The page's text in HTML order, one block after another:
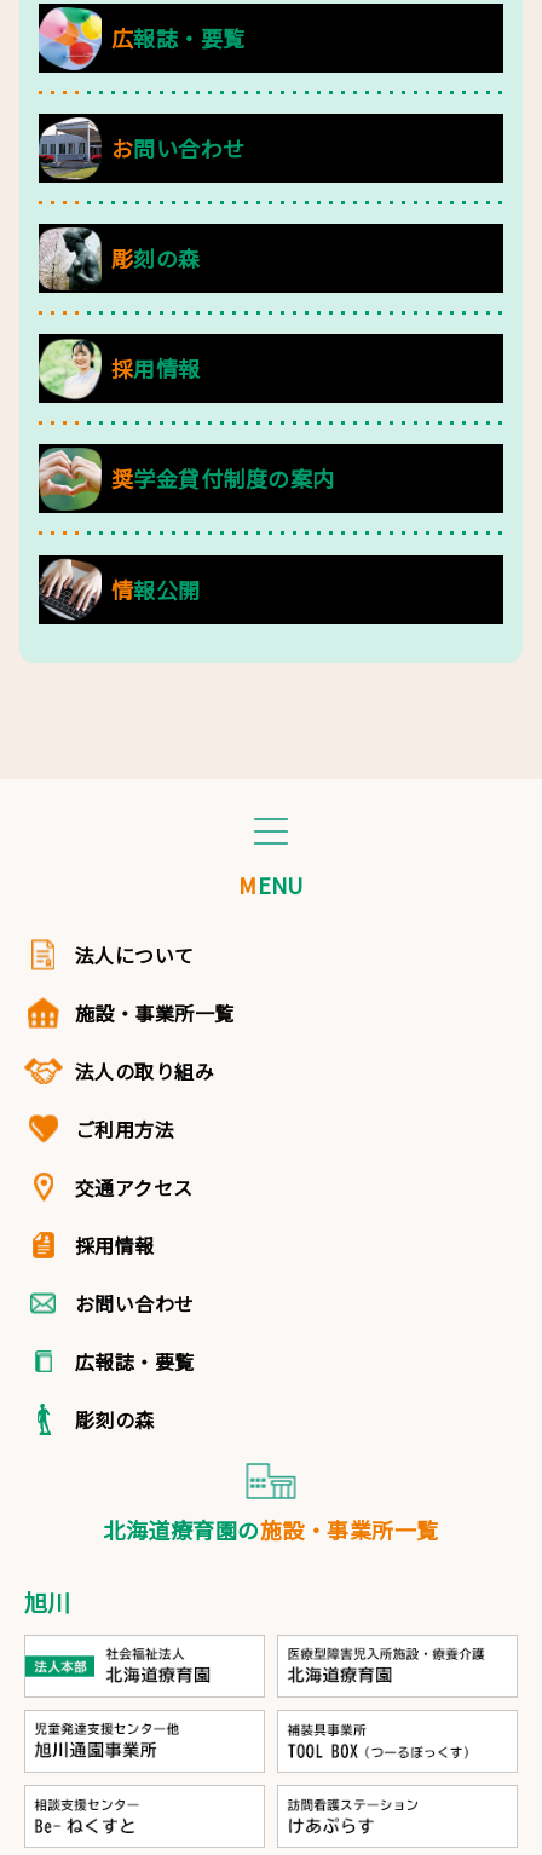
広報誌・要覧
お問い合わせ
彫刻の森
採用情報
奨学金貸付制度の案内
情報公開
MENU
法人について
施設・事業所一覧
法人の取り組み
ご利用方法
交通アクセス
採用情報
お問い合わせ
広報誌・要覧
彫刻の森
北海道療育園の施設・事業所一覧
旭川